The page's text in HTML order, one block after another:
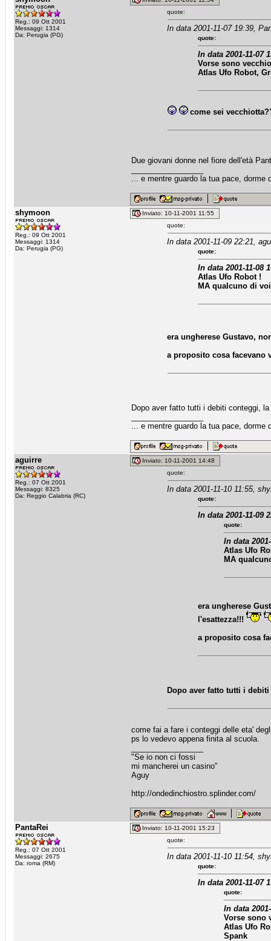
Reg.: 09 Ott 2001
Messaggi: 1314
Da: Perugia (PG)
quote:
In data 2001-11-07 19:39,
quote:
In data 2001-11-07
Vorse sono
Atlas Ufo Robot,
come sei
Due giovani donne nel fiore dell'età
... e mentre guardo la tua pace, dorme
shymoon
Reg.: 09 Ott 2001
Messaggi: 1314
Da: Perugia (PG)
Inviato: 10-11-2001 11:55
quote:
In data 2001-11-09 22:21,
quote:
In data 2001-11-08
Atlas Ufo Robot !
MA qualcuno di
era ungherese Gustavo,
a proposito cosa facevano
Dopo aver fatto tutti i debiti conteggi,
... e mentre guardo la tua pace, dorme
aguirre
Reg.: 07 Ott 2001
Messaggi: 8325
Da: Reggio Calabria (RC)
Inviato: 10-11-2001 14:48
quote:
In data 2001-11-10 11:55,
quote:
In data 2001-11-09
quote:
In data
Atlas Ufo
MA
era ungherese
l'esattezza!!!
a proposito cosa
Dopo aver fatto tutti i
come fai a fare i conteggi delle eta'
ps lo vedevo appena finita al scuola.
"Se io non ci fossi
mi mancherei un casino"
Aguy
http://ondedinchiostro.splinder.com/
PantaRei
Reg.: 07 Ott 2001
Messaggi: 2675
Da: roma (RM)
Inviato: 10-11-2001 15:23
quote:
In data 2001-11-10 11:54,
quote:
In data 2001-11-07
quote:
In data
Vorse sono
Atlas Ufo
Spank